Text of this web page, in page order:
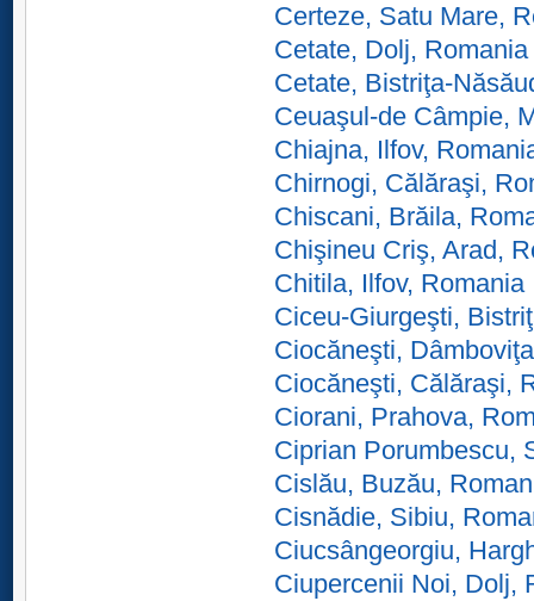
Certeze, Satu Mare,
Cetate, Dolj, Romania
Cetate, Bistriţa-
Ceuaşul-de Câmpie,
Chiajna, Ilfov,
Chirnogi, Călăraşi,
Chiscani, Brăila,
Chişineu Criş, Arad,
Chitila, Ilfov, Romania
Ciceu-Giurgeşti,
Ciocăneşti,
Ciocăneşti, Călăraşi,
Ciorani, Prahova,
Ciprian Porumbescu,
Cislău, Buzău,
Cisnădie, Sibiu,
Ciucsângeorgiu,
Ciupercenii Noi, Dolj,